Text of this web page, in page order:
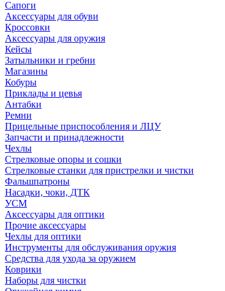
Сапоги
Аксессуары для обуви
Кроссовки
Аксессуары для оружия
Кейсы
Затыльники и гребни
Магазины
Кобуры
Приклады и цевья
Антабки
Ремни
Прицельные приспособления и ЛЦУ
Запчасти и принадлежности
Чехлы
Стрелковые опоры и сошки
Стрелковые станки для пристрелки и чистки
Фальшпатроны
Насадки, чоки, ДТК
УСМ
Аксессуары для оптики
Прочие аксессуары
Чехлы для оптики
Инструменты для обслуживания оружия
Средства для ухода за оружием
Коврики
Наборы для чистки